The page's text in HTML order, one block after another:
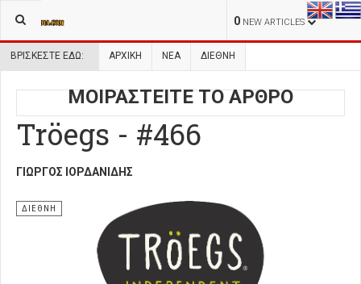
0 NEW ARTICLES
ΒΡΊΣΚΕΣΤΕ ΕΔΏ: ΑΡΧΙΚΉ ΝΕΑ ΔΙΕΘΝΗ
ΜΟΙΡΑΣΤΕΙΤΕ ΤΟ ΑΡΘΡΟ
Tröegs - #466
ΓΙΏΡΓΟΣ ΙΟΡΔΑΝΊΔΗΣ
ΔΙΕΘΝΗ